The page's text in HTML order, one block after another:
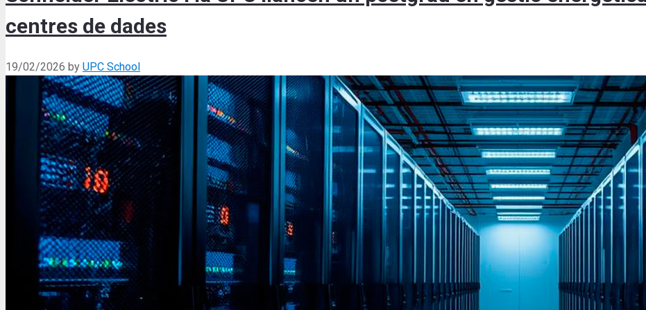
centres de dades
19/02/2026 by UPC School